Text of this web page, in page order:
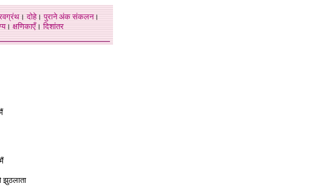
।दोहे।पुराने अंक संकलन।
।क्षणिकाएँ।दिशांतर
झुठलाता